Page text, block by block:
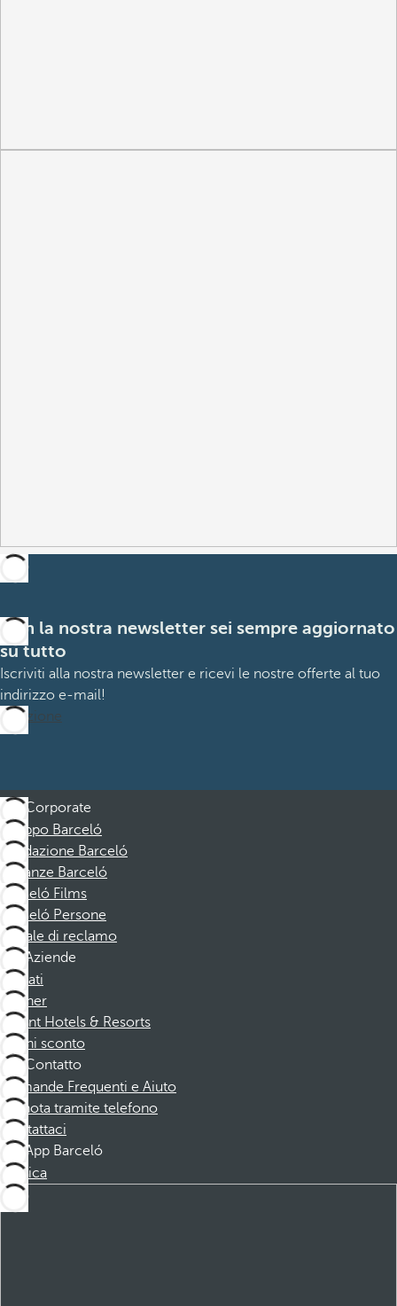
Con la nostra newsletter sei sempre aggiornato
su tutto
Iscriviti alla nostra newsletter e ricevi le nostre offerte al tuo
indirizzo e-mail!
Iscrizione
Corporate
Gruppo Barceló
Fondazione Barceló
Vacanze Barceló
Barceló Films
Barceló Persone
Canale di reclamo
Aziende
Affiliati
Partner
Dorint Hotels & Resorts
Buoni sconto
Contatto
Domande Frequenti e Aiuto
Prenota tramite telefono
Contattaci
App Barceló
Scarica